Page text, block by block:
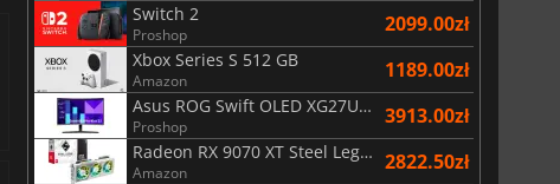
Switch 2
Proshop 2099.00zł
Xbox Series S 512 GB
Amazon 1189.00zł
Asus ROG Swift OLED XG27UCDMG
Proshop 3913.00zł
Radeon RX 9070 XT Steel Legend 16GB
Amazon 2822.50zł